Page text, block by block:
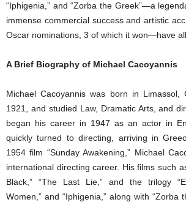
“Iphigenia,” and “Zorba the Greek”—a
immense commercial success and artistic
Oscar nominations, 3 of which it won—have
A Brief Biography of Michael Cacoyannis
Michael Cacoyannis was born in Limassol,
1921, and studied Law, Dramatic Arts, and
began his career in 1947 as an actor in
quickly turned to directing, arriving in
1954 film “Sunday Awakening,” Michael
international directing career. His films such
Black,” “The Last Lie,” and the trilogy
Women,” and “Iphigenia,” along with “Zorba